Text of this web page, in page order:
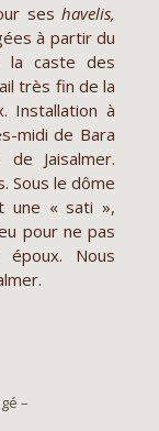
ses havelis,
à partir du
la caste des
très fin de la
Installation à
midi de Bara
Jaisalmer.
Sous le dôme
une « sati »,
pour ne pas
Nous
–